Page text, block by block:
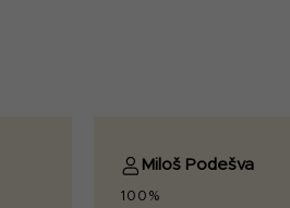
Miloš Podešva
100%